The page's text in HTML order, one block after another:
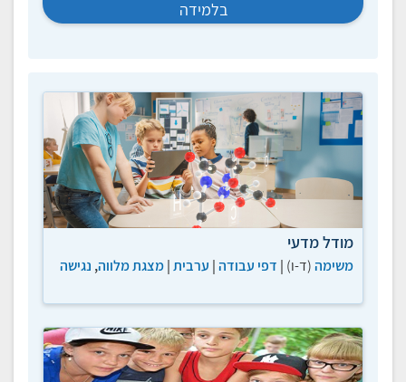
בלמידה
מודל מדעי
משימה(ד-ו) | דפי עבודה| ערבית|מצגת מלווה, נגישה